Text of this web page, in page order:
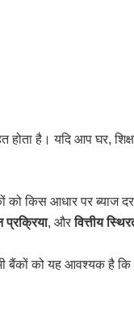
होता है। यदि आप घर,
किस आधार पर ब्याज दर
प्रक्रिया, औरवित्तीय
को यह आवश्यक है कि